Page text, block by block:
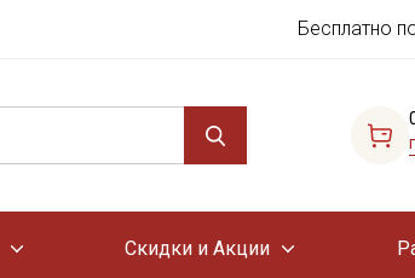
Бесплатно
Скидки и Акции